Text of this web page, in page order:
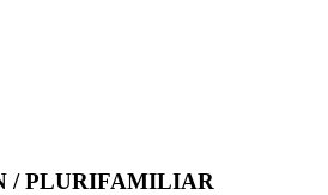
/ PLURIFAMILIAR